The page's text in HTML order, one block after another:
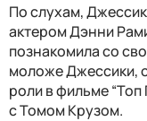
По слухам,
актером Дэнни
познакомила со
моложе Джессики,
роли в фильме “Топ
с Томом Крузом.